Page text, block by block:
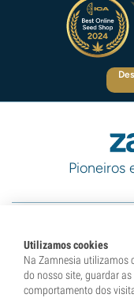
Pioneiros
Descubra
Utilizamos cookies
Na Zamnesia utilizamos
do nosso site, guardar
comportamento dos